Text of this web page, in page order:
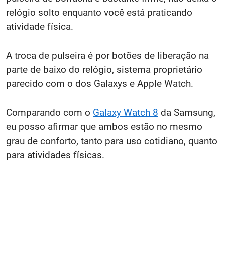
relógio solto enquanto você está praticando
atividade física.
A troca de pulseira é por botões de liberação na
parte de baixo do relógio, sistema proprietário
parecido com o dos Galaxys e Apple Watch.
Comparando com o Galaxy Watch 8 da Samsung,
eu posso afirmar que ambos estão no mesmo
grau de conforto, tanto para uso cotidiano, quanto
para atividades físicas.